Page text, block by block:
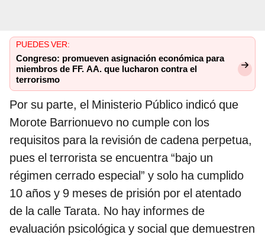
PUEDES VER:
Congreso: promueven asignación económica para
miembros de FF. AA. que lucharon contra el
terrorismo
Por su parte, el Ministerio Público indicó que
Morote Barrionuevo no cumple con los
requisitos para la revisión de cadena perpetua,
pues el terrorista se encuentra “bajo un
régimen cerrado especial” y solo ha cumplido
10 años y 9 meses de prisión por el atentado
de la calle Tarata. No hay informes de
evaluación psicológica y social que demuestren